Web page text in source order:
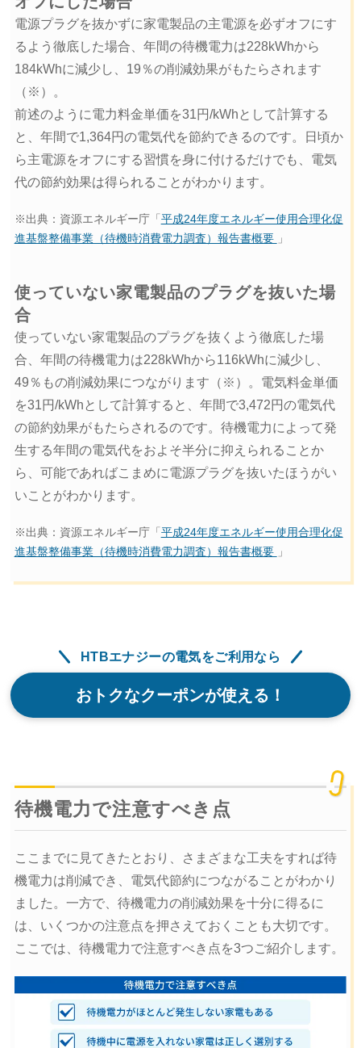
電源プラグを抜かずに家電製品の主電源を必ずオフにす
るよう徹底した場合、年間の待機電力は228kWhから
184kWhに減少し、19％の削減効果がもたらされます
（※）。
前述のように電力料金単価を31円/kWhとして計算する
と、年間で1,364円の電気代を節約できるのです。日頃か
ら主電源をオフにする習慣を身に付けるだけでも、電気
代の節約効果は得られることがわかります。
※出典：資源エネルギー庁「 平成24年度エネルギー使用合理化促
進基盤整備事業（待機時消費電力調査）報告書概要 」
使っていない家電製品のプラグを抜いた場
合
使っていない家電製品のプラグを抜くよう徹底した場
合、年間の待機電力は228kWhから116kWhに減少し、
49％もの削減効果につながります（※）。電気料金単価
を31円/kWhとして計算すると、年間で3,472円の電気代
の節約効果がもたらされるのです。待機電力によって発
生する年間の電気代をおよそ半分に抑えられることか
ら、可能であればこまめに電源プラグを抜いたほうがい
いことがわかります。
※出典：資源エネルギー庁「 平成24年度エネルギー使用合理化促
進基盤整備事業（待機時消費電力調査）報告書概要 」
HTBエナジーの電気をご利用なら
おトクなクーポンが使える！
待機電力で注意すべき点
ここまでに見てきたとおり、さまざまな工夫をすれば待
機電力は削減でき、電気代節約につながることがわかり
ました。一方で、待機電力の削減効果を十分に得るに
は、いくつかの注意点を押さえておくことも大切です。
ここでは、待機電力で注意すべき点を3つご紹介します。